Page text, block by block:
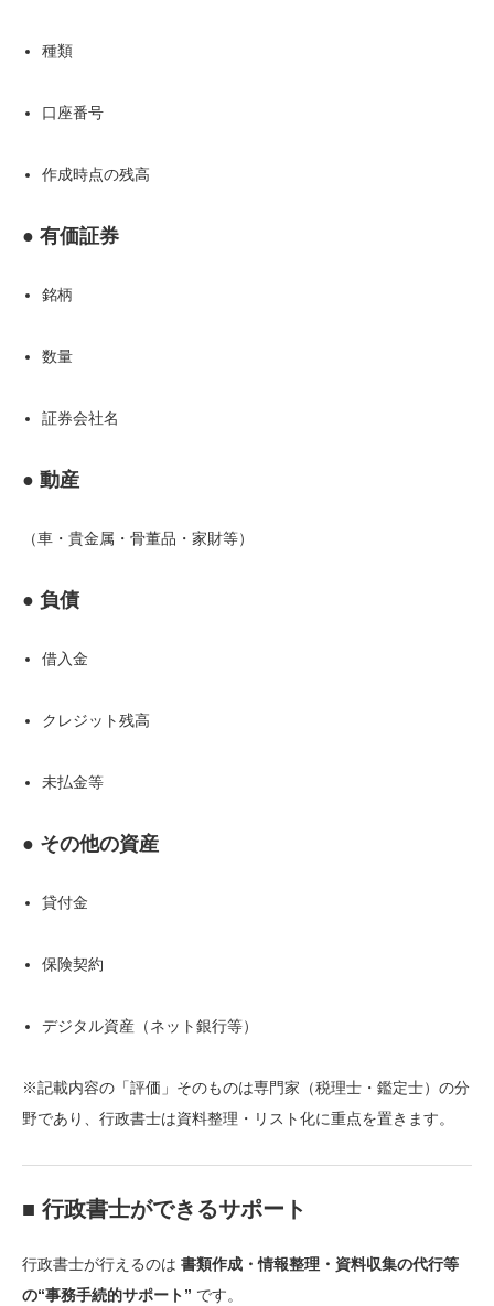
種類
口座番号
作成時点の残高
● 有価証券
銘柄
数量
証券会社名
● 動産
（車・貴金属・骨董品・家財等）
● 負債
借入金
クレジット残高
未払金等
● その他の資産
貸付金
保険契約
デジタル資産（ネット銀行等）
※記載内容の「評価」そのものは専門家（税理士・鑑定士）の分
野であり、行政書士は資料整理・リスト化に重点を置きます。
■ 行政書士ができるサポート
行政書士が行えるのは 書類作成・情報整理・資料収集の代行等
の“事務手続的サポート” です。